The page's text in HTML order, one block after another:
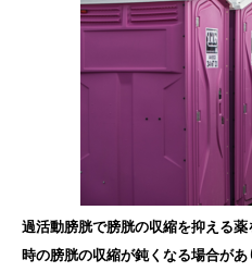
過活動膀胱で膀胱の収縮を抑える
時の膀胱の収縮が鈍くなる場合があ